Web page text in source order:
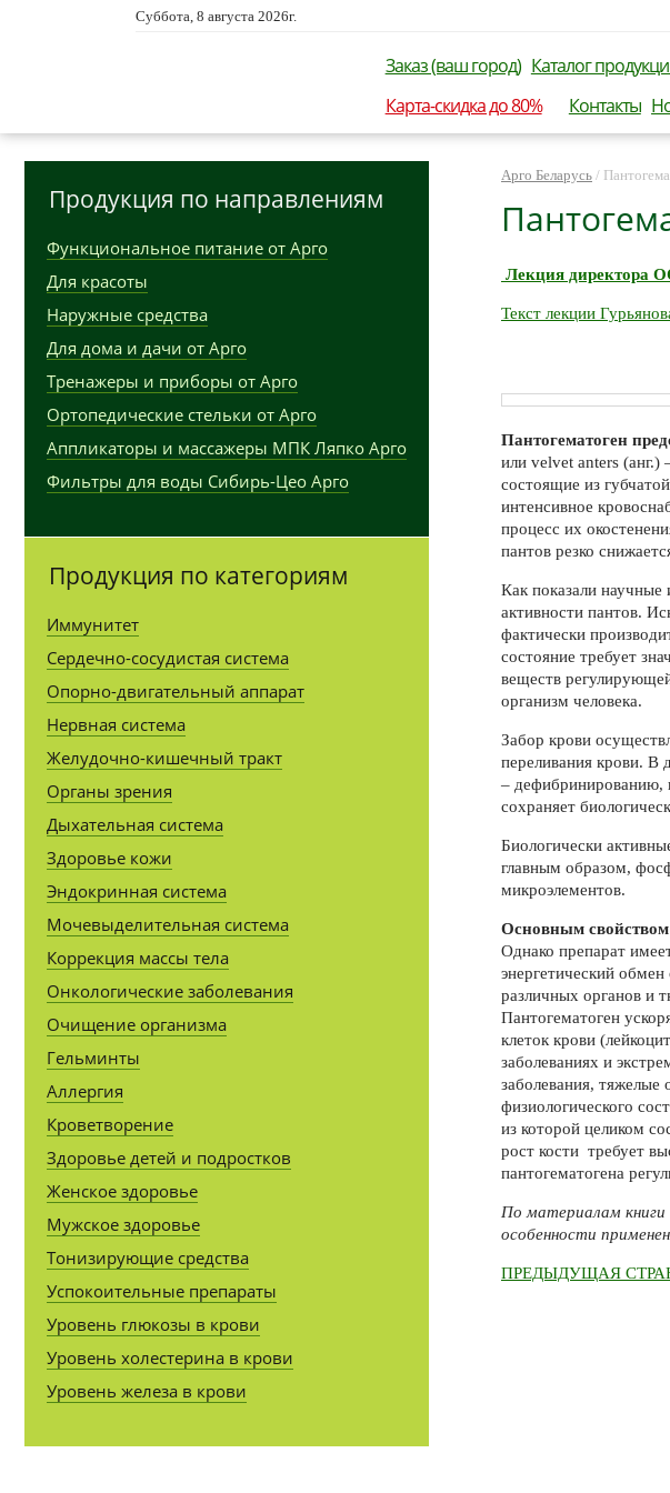
Суббота, 8 августа 2026г.
Заказ (ваш город) Каталог
Карта-скидка до 80%
Контакты
Арго Беларусь /
Лекция директора
Текст лекции
Пантогематоген
или velvet anters
состоящие из
интенсивное
процесс их
пантов резко
Как показали научные
активности пантов.
фактически
состояние требует
веществ
организм человека.
Забор крови
переливания крови. В
– дефибринированию,
сохраняет
Биологически
главным образом,
микроэлементов.
Основным свойством
Однако препарат
энергетический
различных органов и
Пантогематоген
клеток крови
заболеваниях и
заболевания,
физиологического
из которой целиком
рост кости требует
пантогематогена
По материалам
особенности
ПРЕДЫДУЩАЯ
Продукция по направлениям
Функциональное питание от Арго
Для красоты
Наружные средства
Для дома и дачи от Арго
Тренажеры и приборы от Арго
Ортопедические стельки от Арго
Аппликаторы и массажеры МПК Ляпко Арго
Фильтры для воды Сибирь-Цео Арго
Продукция по категориям
Иммунитет
Сердечно-сосудистая система
Опорно-двигательный аппарат
Нервная система
Желудочно-кишечный тракт
Органы зрения
Дыхательная система
Здоровье кожи
Эндокринная система
Мочевыделительная система
Коррекция массы тела
Онкологические заболевания
Очищение организма
Гельминты
Аллергия
Кроветворение
Здоровье детей и подростков
Женское здоровье
Мужское здоровье
Тонизирующие средства
Успокоительные препараты
Уровень глюкозы в крови
Уровень холестерина в крови
Уровень железа в крови